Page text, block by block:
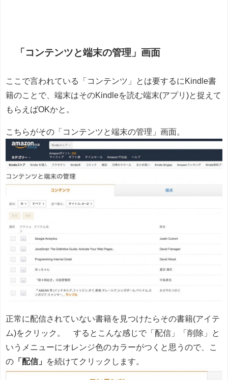
「コンテンツと端末の管理」画面
ここで言われている「コンテンツ」とは要するにKindle書
籍のことで、端末はそのKindleを読む端末(アプリ)と捉えて
もらえばOKかと。
こちらがその「コンテンツと端末の管理」画面。
正常に配信されていない書籍を見つけたらその書籍(アイテ
ム)をクリック。 するとこんな感じで「配信」「削除」と
いうメニューにオレンジ色のカラーがつくと思うので、こ
の 「配信」 を続けてクリックします。